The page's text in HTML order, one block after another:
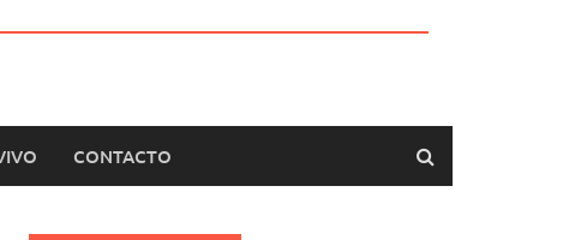
CONTACTO